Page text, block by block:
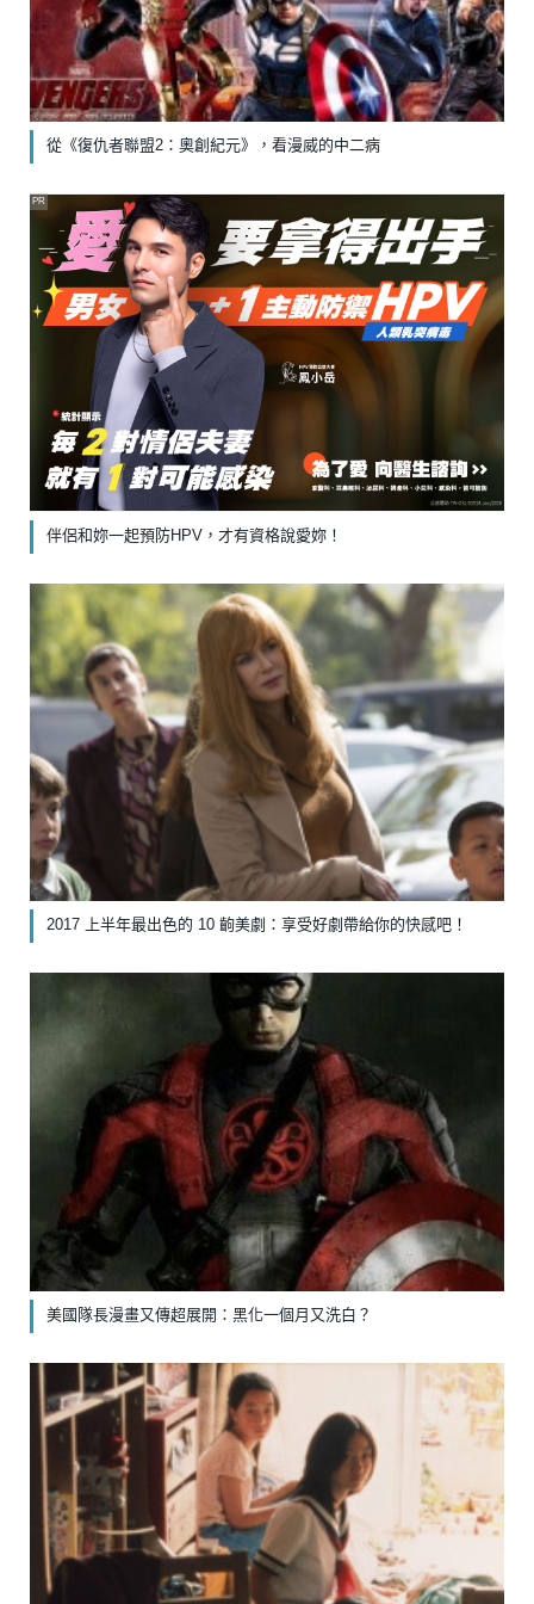
從《復仇者聯盟2：奧創紀元》，看漫威的中二病
伴侶和妳一起預防HPV，才有資格說愛妳！
PR
2017 上半年最出色的 10 齣美劇：享受好劇帶給你的快感吧！
美國隊長漫畫又傳超展開：黑化一個月又洗白？